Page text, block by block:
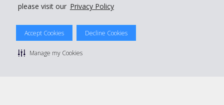
please visit our Privacy Policy
Accept Cookies Decline Cookies
Manage my Cookies
Politique de confidentialité
Conditions de location
Gérer mes cookies